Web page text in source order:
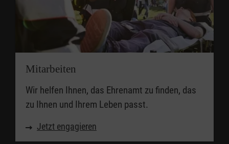
Mitarbeiten
Wir helfen Ihnen, das Ehrenamt zu finden, das
zu Ihnen und Ihrem Leben passt.
Jetzt engagieren